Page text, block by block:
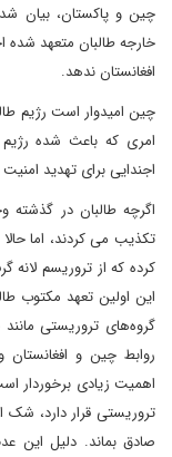
چین و پاکستان، بیان
خارجه طالبان متعهد
افغانستان ندهد.
چین امیدوار است رژیم
امری که باعث شده رژیم
اجندایی برای تهدید
اگرچه طالبان در
تکذیب می کردند، اما
کرده که از تروریسم لانه
این اولین تعهد مکتوب
گروه‌های تروریستی
روابط چین و افغانستان
اهمیت زیادی برخوردار
تروریستی قرار دارد،
صادق بماند. دلیل این